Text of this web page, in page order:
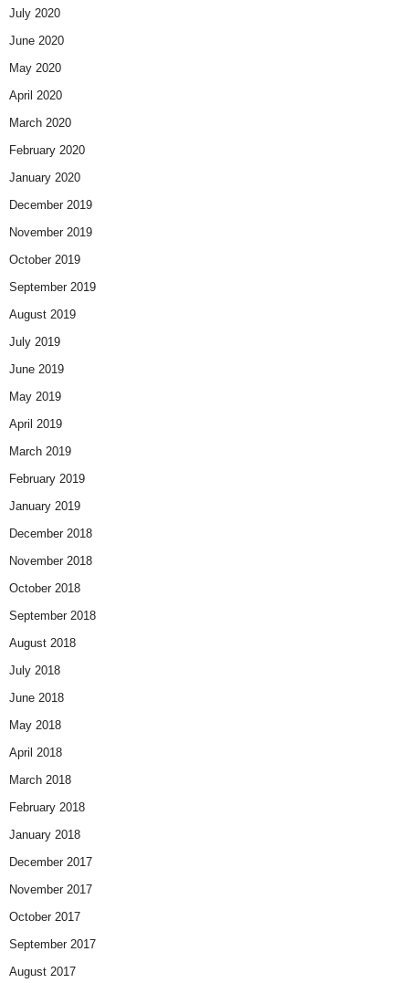
July 2020
June 2020
May 2020
April 2020
March 2020
February 2020
January 2020
December 2019
November 2019
October 2019
September 2019
August 2019
July 2019
June 2019
May 2019
April 2019
March 2019
February 2019
January 2019
December 2018
November 2018
October 2018
September 2018
August 2018
July 2018
June 2018
May 2018
April 2018
March 2018
February 2018
January 2018
December 2017
November 2017
October 2017
September 2017
August 2017